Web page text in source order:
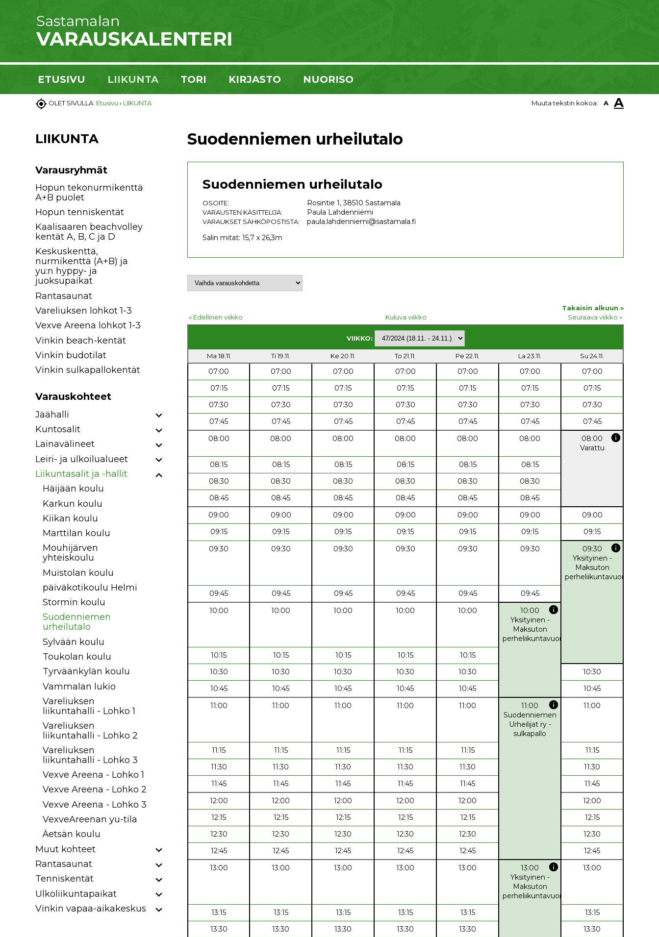
ETUSIVU LIIKUNTA TORI KIRJASTO NUORISO
 OLET SIVULLA: Etusivu › LIIKUNTA Muuta tekstin kokoa: A A
LIIKUNTA
Varausryhmät
Hopun tekonurmikenttä
A+B puolet
Hopun tenniskentät
Kaalisaaren beachvolley
kentät A, B, C ja D
Keskuskenttä,
nurmikenttä (A+B) ja
yu:n hyppy- ja
juoksupaikat
Rantasaunat
Vareliuksen lohkot 1-3
Vexve Areena lohkot 1-3
Vinkin beach-kentät
Vinkin budotilat
Vinkin sulkapallokentät
Varauskohteet
Jäähalli
Kuntosalit
Lainavälineet
Leiri- ja ulkoilualueet
Liikuntasalit ja -hallit
Häijään koulu
Karkun koulu
Kiikan koulu
Marttilan koulu
Mouhijärven
yhteiskoulu
Muistolan koulu
päiväkotikoulu Helmi
Stormin koulu
Suodenniemen
urheilutalo
Sylvään koulu
Toukolan koulu
Tyrväänkylän koulu
Vammalan lukio
Vareliuksen
liikuntahalli - Lohko 1
Vareliuksen
liikuntahalli - Lohko 2
Vareliuksen
liikuntahalli - Lohko 3
Vexve Areena - Lohko 1
Vexve Areena - Lohko 2
Vexve Areena - Lohko 3
VexveAreenan yu-tila
Äetsän koulu
Muut kohteet
Rantasaunat
Tenniskentät
Ulkoliikuntapaikat
Vinkin vapaa-aikakeskus
Suodenniemen urheilutalo
Suodenniemen urheilutalo
OSOITE: Rosintie 1, 38510 Sastamala
VARAUSTEN KÄSITTELIJÄ: Paula Lahdenniemi
VARAUKSET SÄHKÖPOSTISTA:
paula.lahdenniemi@sastamala.fi
Salin mitat: 15,7 x 26,3m
Takaisin alkuun »
« Edellinen viikko
Kuluva viikko Seuraava viikko »
VIIKKO:
Ma 18.11. Ti 19.11. Ke 20.11. To 21.11. Pe 22.11. La 23.11. Su 24.11.
07:00 07:00 07:00 07:00 07:00 07:00
07:00
07:15
07:15 07:15 07:15 07:15 07:15
07:15
07:30
07:30 07:30 07:30 07:30 07:30
07:30
07:45
07:45 07:45 07:45 07:45 07:45
07:45
08:00
08:00 08:00 08:00 08:00 08:00 08:00 info
Varattu
08:15
08:15 08:15 08:15 08:15
08:15
08:30
08:30 08:30 08:30 08:30
08:30
08:45
08:45 08:45 08:45 08:45
08:45
09:00
09:00 09:00 09:00 09:00 09:00
09:00
09:15
09:15 09:15 09:15 09:15 09:15
09:15
09:30
09:30 09:30 09:30 09:30 09:30 09:30 info
Yksityinen -
Maksuton
perheliikuntavuoro
09:45
09:45 09:45 09:45 09:45
09:45
10:00
10:00 10:00 10:00 10:00 10:00 info
Yksityinen -
Maksuton
perheliikuntavuoro
10:15
10:15 10:15 10:15
10:15
10:30
10:30 10:30 10:30 10:30
10:30
10:45
10:45 10:45 10:45 10:45
10:45
11:00
11:00 11:00 11:00 11:00 11:00 info
Suodenniemen
Urheilijat ry -
sulkapallo
11:00
11:15 11:15 11:15 11:15 11:15
11:15
11:30
11:30 11:30 11:30 11:30
11:30
11:45
11:45 11:45 11:45 11:45
11:45
12:00
12:00 12:00 12:00 12:00
12:00
12:15
12:15 12:15 12:15 12:15
12:15
12:30
12:30 12:30 12:30 12:30
12:30
12:45
12:45 12:45 12:45 12:45
12:45
13:00
13:00 13:00 13:00 13:00 13:00 info
Yksityinen -
Maksuton
perheliikuntavuoro
13:00
13:15 13:15 13:15 13:15 13:15
13:15
13:30
13:30 13:30 13:30 13:30
13:30